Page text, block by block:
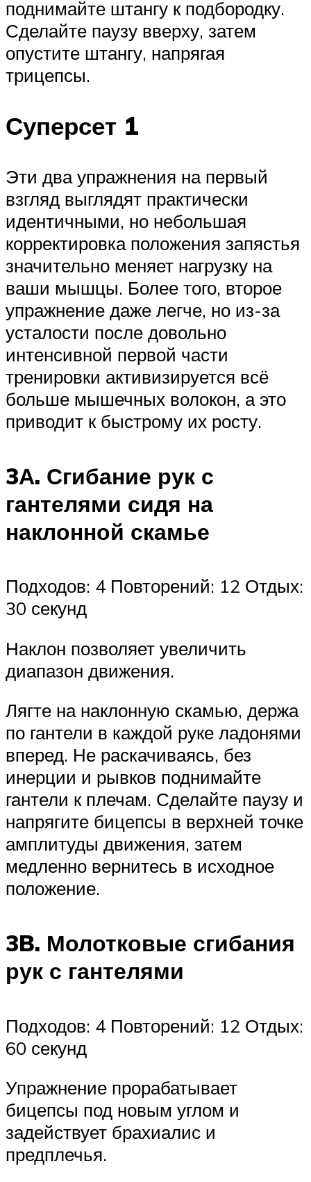
поднимайте штангу к подбородку.
Сделайте паузу вверху, затем
опустите штангу, напрягая
трицепсы.
Суперсет 1
Эти два упражнения на первый
взгляд выглядят практически
идентичными, но небольшая
корректировка положения запястья
значительно меняет нагрузку на
ваши мышцы. Более того, второе
упражнение даже легче, но из-за
усталости после довольно
интенсивной первой части
тренировки активизируется всё
больше мышечных волокон, а это
приводит к быстрому их росту.
3А. Сгибание рук с
гантелями сидя на
наклонной скамье
Подходов: 4 Повторений: 12 Отдых:
30 секунд
Наклон позволяет увеличить
диапазон движения.
Лягте на наклонную скамью, держа
по гантели в каждой руке ладонями
вперед. Не раскачиваясь, без
инерции и рывков поднимайте
гантели к плечам. Сделайте паузу и
напрягите бицепсы в верхней точке
амплитуды движения, затем
медленно вернитесь в исходное
положение.
3B. Молотковые сгибания
рук с гантелями
Подходов: 4 Повторений: 12 Отдых:
60 секунд
Упражнение прорабатывает
бицепсы под новым углом и
задействует брахиалис и
предплечья.